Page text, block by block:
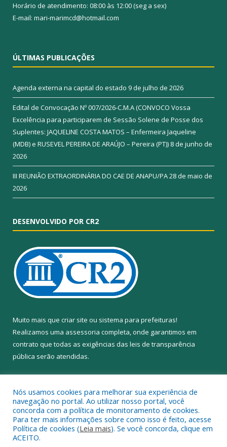
Horário de atendimento: 08:00 às 12:00 (seg a sex)
E-mail: mari-marimcd@hotmail.com
ÚLTIMAS PUBLICAÇÕES
Agenda externa na capital do estado 9 de julho de 2026
Edital de Convocação Nº 007/2026-C.M.A (CONVOCO Vossa
Excelência para participarem de Sessão Solene de Posse dos
Suplentes: JAQUELINE COSTA MATOS – Enfermeira Jaqueline
(MDB) e RUSEVEL PEREIRA DE ARAÚJO – Pereira (PT)) 8 de junho de
2026
III REUNIÃO EXTRAORDINÁRIA DO CAE DE ANAPU/PA28 de maio de
2026
DESENVOLVIDO POR CR2
Muito mais que criar site ou sistema para prefeituras!
Realizamos uma assessoria completa, onde garantimos em
contrato que todas as exigências das leis de transparência
pública serão atendidas.
Todos os direitos reservados a Câmara Municipal de Anapu.
Nós usamos cookies para melhorar sua experiência de
navegação no portal. Ao utilizar nosso portal, você
concorda com a política de monitoramento de cookies.
Para ter mais informações sobre como isso é feito, acesse
Política de cookies (Leia mais). Se você concorda, clique em
ACEITO.